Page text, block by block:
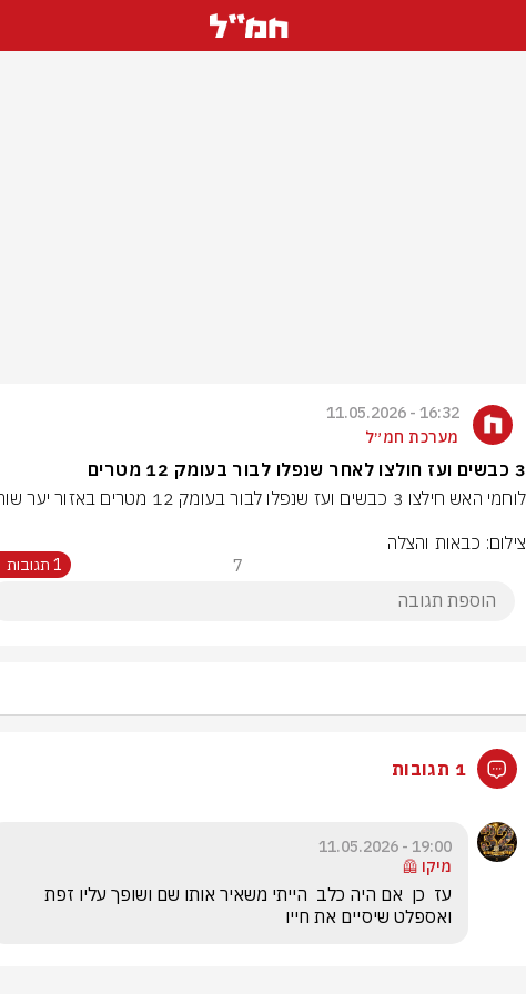
16:32 - 11.05.2026
מערכת חמ״ל
3 כבשים ועז חולצו לאחר שנפלו לבור בעומק 12 מטרים
צילום: כבאות והצלה
7 1 תגובות
1 תגובות
19:00 - 11.05.2026
מיקו 🦺
ואספלט שיסיים את חייו